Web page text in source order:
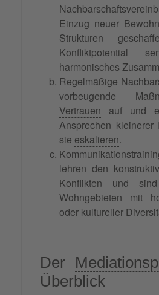
Einzug neuer
Strukturen
Konfliktpotential
harmonisches
Regelmäßige
vorbeugende
Vertrauen auf und
Ansprechen kleinerer
sie eskalieren.
lehren den
Konflikten und
Wohngebieten mit
oder kultureller
Der
Überblick